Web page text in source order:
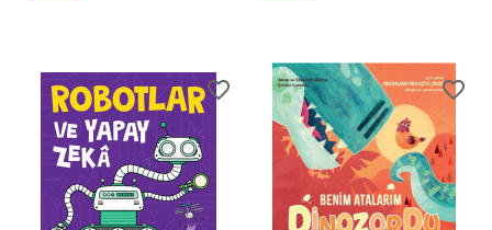
favorite_border favorite_border